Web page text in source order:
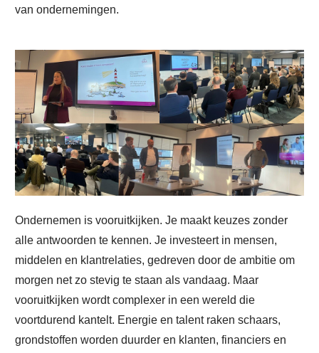
van ondernemingen.
Ondernemen is vooruitkijken. Je maakt keuzes zonder
alle antwoorden te kennen. Je investeert in mensen,
middelen en klantrelaties, gedreven door de ambitie om
morgen net zo stevig te staan als vandaag. Maar
vooruitkijken wordt complexer in een wereld die
voortdurend kantelt. Energie en talent raken schaars,
grondstoffen worden duurder en klanten, financiers en